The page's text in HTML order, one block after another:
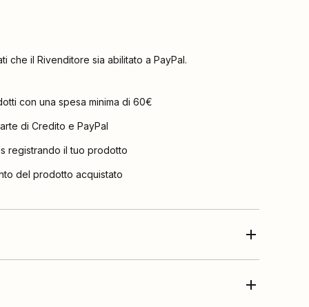
che il Rivenditore sia abilitato a PayPal.
con una spesa minima di 60€
di Credito e PayPal
registrando il tuo prodotto
del prodotto acquistato